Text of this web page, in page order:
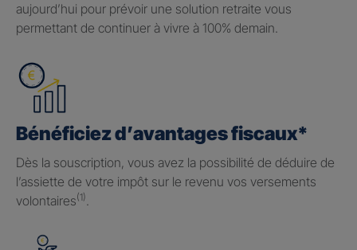
aujourd’hui pour prévoir une solution retraite vous
permettant de continuer à vivre à 100% demain.
Bénéficiez d’avantages fiscaux*
Dès la souscription, vous avez la possibilité de déduire de
l’assiette de votre impôt sur le revenu vos versements
volontaires(1).